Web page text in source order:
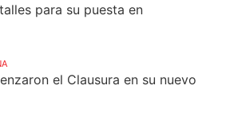
para su puesta en
el Clausura en su nuevo